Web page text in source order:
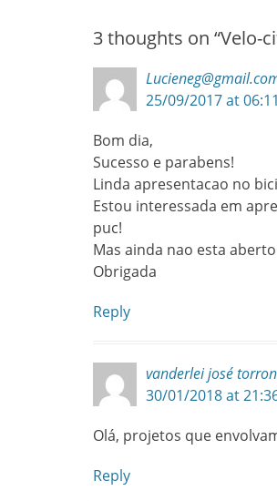
3 thoughts on “Velo-
25/09/2017 at 06:11
Bom dia,
Sucesso e parabens!
Linda apresentacao no
Estou interessada em
puc!
Mas ainda nao esta
Obrigada
Reply
vanderlei josé
30/01/2018 at
Olá, projetos que
Reply